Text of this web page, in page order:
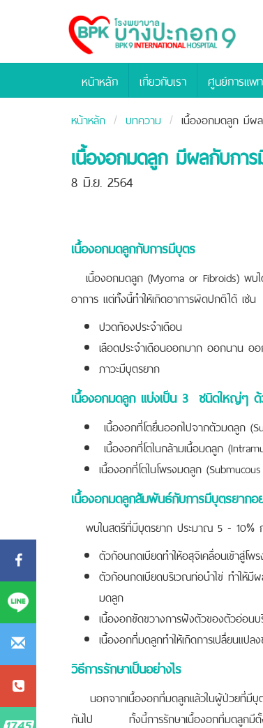
Bangpakok
Hospital
หน้าหลัก เกี่ยวกับเรา ศูนย์การแพ
หน้าหลัก บทความ เนื้องอกมดลูก มีผ
เนื้องอกมดลูก มีผลกับกา
8 มิ.ย. 2564
เนื้องอกมดลูกกับการมีบุตร
เนื้องอกมดลูก (Myoma or Fibroids) พบ
อาการ แต่ทั้งนี้ทำให้เกิดอาการผิดปกติได้ เช่น
ปวดท้องประจำเดือน
เลือดประจำเดือนออกมาก ออกนาน ออ
ภาวะมีบุตรยาก
เนื้องอกมดลูก แบ่งเป็น 3 ชนิดใหญ่ๆ ด้
เนื้องอกที่โตยื่นออกไปจากตัวมดลูก
เนื้องอกที่โตในกล้ามเนื้อมดลูก
เนื้องอกที่โตในโพรงมดลูก
เนื้องอกมดลูกสัมพันธ์กับการมีบุตรยากอ
พบในสตรีที่มีบุตรยาก ประมาณ 5 - 10%
ตัวก้อนกดเบียดทำให้อสุจิเคลื่อนเข้าสู่โพ
ตัวก้อนกดเบียดบริเวณท่อนำไข่ ทำให้มี
มดลูก
เนื้องอกขัดขวางการฝังตัวของตัวอ่อน
เนื้องอกที่มดลูกทำให้เกิดการเปลื่ยนแป
วิธีการรักษาเป็นอย่างไร
นอกจากเนื้องอกที่มดลูกแล้วในผู้ป่วยที่มีบุต
กันไป ทั้งนี้การรักษาเนื้องอกที่มดลูกมีตั้